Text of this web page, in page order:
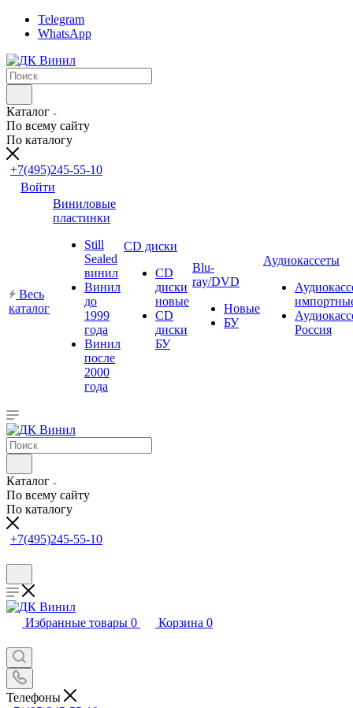
Telegram
WhatsApp
Каталог
По всему сайту
По каталогу
+7(495)245-55-10
Войти
Весь
каталог
Виниловые
пластинки
Still
Sealed
винил
Винил
до
1999
года
Винил
после
2000
года
CD диски
CD
диски
новые
CD
диски
БУ
Blu-
ray/DVD
Новые
БУ
Аудиокассеты
Россия
Каталог
По всему сайту
По каталогу
+7(495)245-55-10
Избранные товары 0 Корзина 0
Телефоны